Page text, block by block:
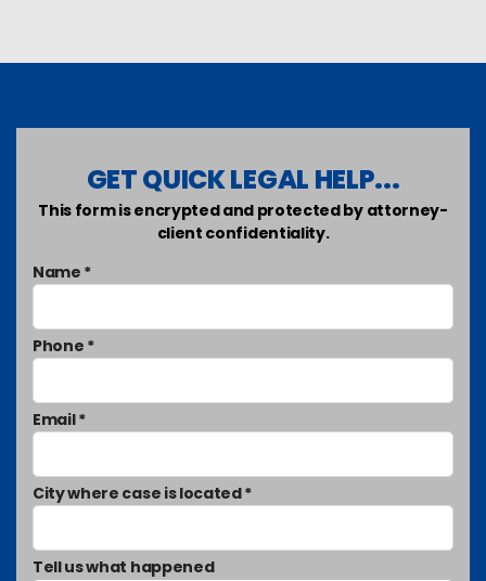
GET QUICK LEGAL HELP...
This form is encrypted and protected by attorney-
client confidentiality.
Name *
Phone *
Email *
City where case is located *
Tell us what happened